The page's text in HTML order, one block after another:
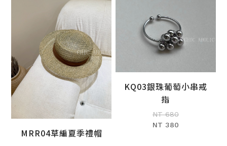
加入購物車
MRR04草編夏季禮帽
加入購物車
KQ03銀珠葡萄小串戒
指
NT 680
NT 380